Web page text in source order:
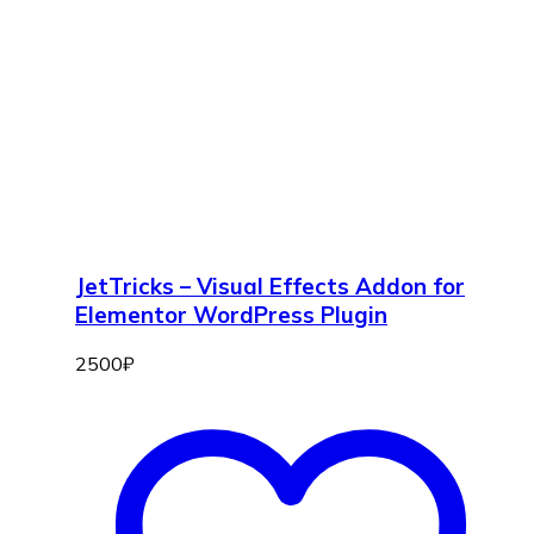
JetTricks – Visual Effects Addon for
Elementor WordPress Plugin
2500₽